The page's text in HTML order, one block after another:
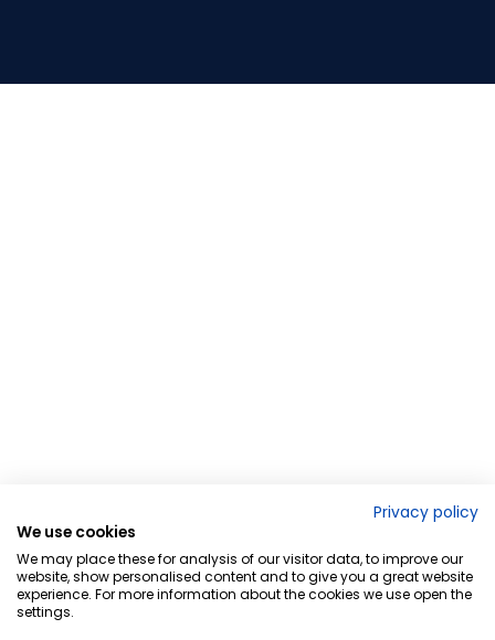
Privacy policy
We use cookies
We may place these for analysis of our visitor data, to improve our
website, show personalised content and to give you a great website
experience. For more information about the cookies we use open the
settings.